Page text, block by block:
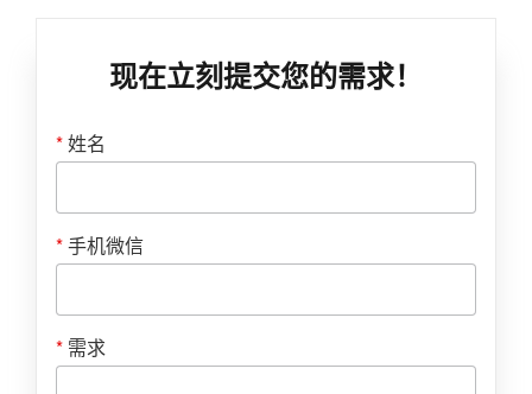
现在立刻提交您的需求！
*姓名
*手机微信
* 需求